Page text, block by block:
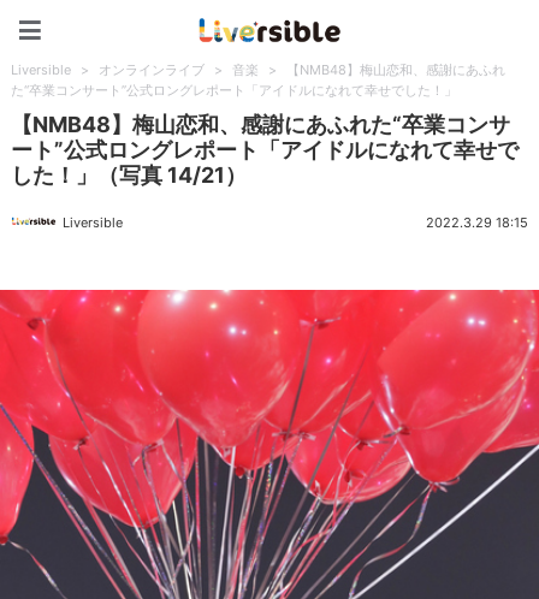
Liversible > オンラインライブ > 音楽 >
【NMB48】梅山恋和、感謝にあふれ
た“卒業コンサート”公式ロングレポート「アイドルになれて幸せでした！」
【NMB48】梅山恋和、感謝にあふれた“卒業コンサ
ート”公式ロングレポート「アイドルになれて幸せで
した！」（写真 14/21）
Liversible 2022.3.29 18:15